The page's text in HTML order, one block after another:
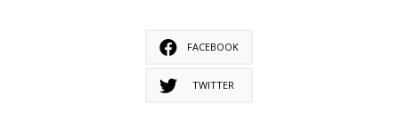
FACEBOOK
TWITTER